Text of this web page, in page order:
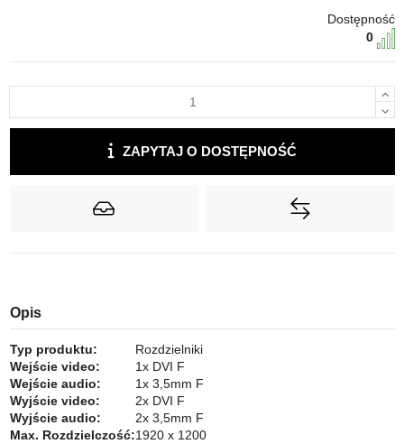
Dostępność
0
ZAPYTAJ O DOSTĘPNOŚĆ
Opis
Typ produktu:
Rozdzielniki
Wejście video:
1x DVI F
Wejście audio:
1x 3,5mm F
Wyjście video:
2x DVI F
Wyjście audio:
2x 3,5mm F
Max. Rozdzielczość:1920 x 1200